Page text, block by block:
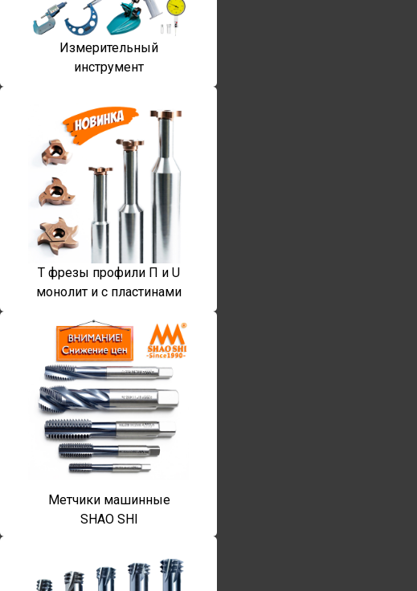
Измерительный
инструмент
T фрезы профили П и U
монолит и с пластинами
Метчики машинные
SHAO SHI